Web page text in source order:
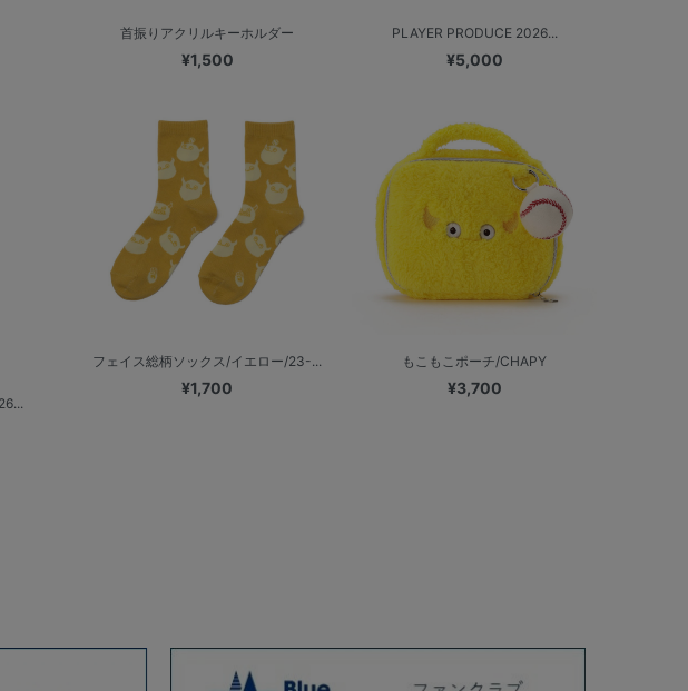
首振りアクリルキーホルダー
¥1,500
PLAYER PRODUCE 2026...
¥5,000
フェイス総柄ソックス/イエロー/23-...
¥1,700
もこもこポーチ/CHAPY
¥3,700